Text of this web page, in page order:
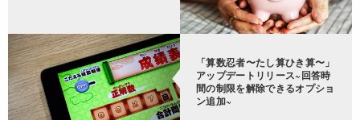
「算数忍者〜たし算ひき算〜」
アップデートリリース~回答時
間の制限を解除できるオプショ
ン追加~